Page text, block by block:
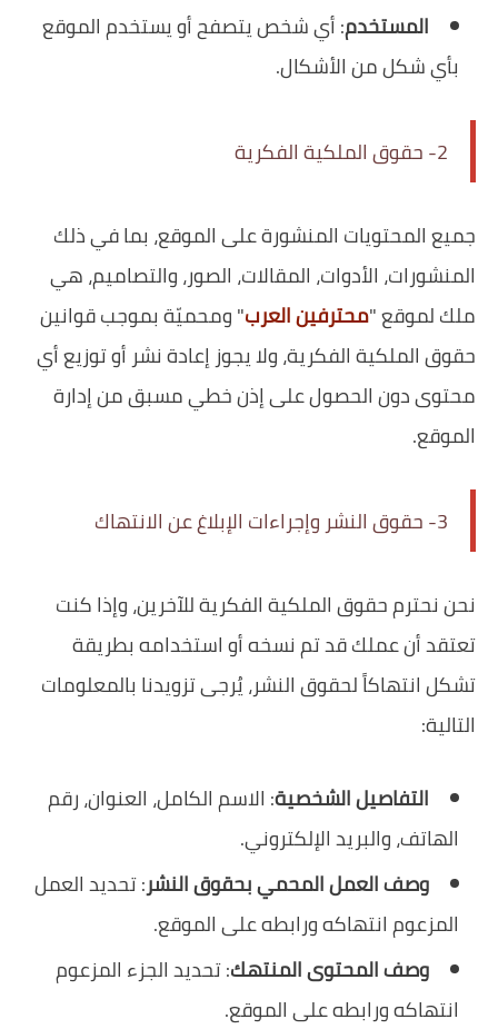
المستخدم: أي شخص يتصفح أو يستخدم الموقع
بأي شكل من الأشكال.
2- حقوق الملكية الفكرية
جميع المحتويات المنشورة على الموقع، بما في ذلك
المنشورات، الأدوات، المقالات، الصور، والتصاميم، هي
ملك لموقع "محترفين العرب" ومحميّة بموجب قوانين
حقوق الملكية الفكرية، ولا يجوز إعادة نشر أو توزيع أي
محتوى دون الحصول على إذن خطي مسبق من إدارة
الموقع.
3- حقوق النشر وإجراءات الإبلاغ عن الانتهاك
نحن نحترم حقوق الملكية الفكرية للآخرين، وإذا كنت
تعتقد أن عملك قد تم نسخه أو استخدامه بطريقة
تشكل انتهاكاً لحقوق النشر، يُرجى تزويدنا بالمعلومات
التالية:
التفاصيل الشخصية: الاسم الكامل، العنوان، رقم
الهاتف، والبريد الإلكتروني.
وصف العمل المحمي بحقوق النشر: تحديد العمل
المزعوم انتهاكه ورابطه على الموقع.
وصف المحتوى المنتهك: تحديد الجزء المزعوم
انتهاكه ورابطه على الموقع.